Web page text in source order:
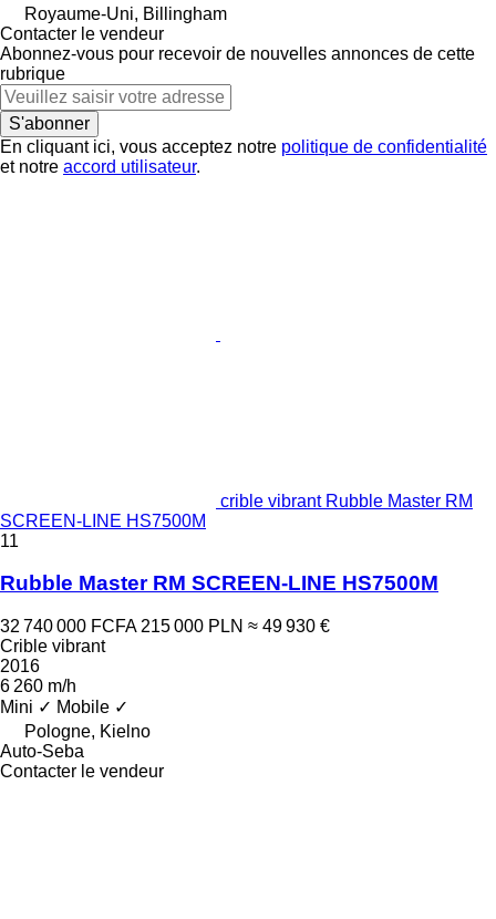
Royaume-Uni, Billingham
Contacter le vendeur
Abonnez-vous pour recevoir de nouvelles annonces de cette
rubrique
S'abonner
En cliquant ici, vous acceptez notre politique de confidentialité
et notre accord utilisateur.
crible vibrant Rubble Master RM
SCREEN-LINE HS7500M
11
Rubble Master RM SCREEN-LINE HS7500M
32 740 000 FCFA 215 000 PLN ≈ 49 930 €
Crible vibrant
2016
6 260 m/h
Mini ✓ Mobile ✓
Pologne, Kielno
Auto-Seba
Contacter le vendeur